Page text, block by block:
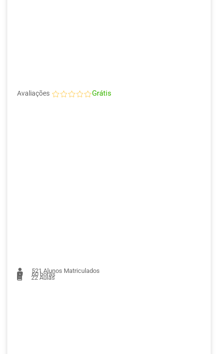
Avaliações Grátis
521 Alunos Matriculados
60 horas
22Aulas